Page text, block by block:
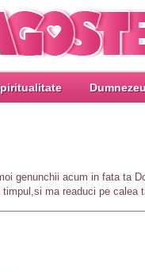
genunchii acum in fata ta
ma readuci pe calea